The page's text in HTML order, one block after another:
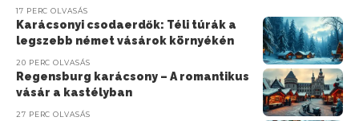
17 PERC OLVASÁS
Karácsonyi csodaerdők: Téli túrák a
legszebb német vásárok környékén
20 PERC OLVASÁS
Regensburg karácsony – A romantikus
vásár a kastélyban
27 PERC OLVASÁS